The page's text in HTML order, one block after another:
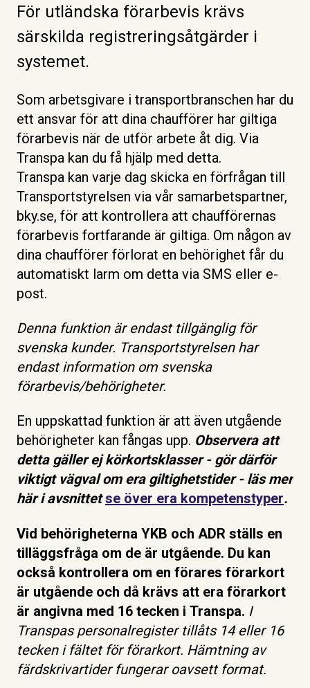
För utländska förarbevis krävs
särskilda registreringsåtgärder i
systemet.
Som arbetsgivare i transportbranschen har du
ett ansvar för att dina chaufförer har giltiga
förarbevis när de utför arbete åt dig. Via
Transpa kan du få hjälp med detta.
Transpa kan varje dag skicka en förfrågan till
Transportstyrelsen via vår samarbetspartner,
bky.se, för att kontrollera att chaufförernas
förarbevis fortfarande är giltiga. Om någon av
dina chaufförer förlorat en behörighet får du
automatiskt larm om detta via SMS eller e-
post.
Denna funktion är endast tillgänglig för
svenska kunder. Transportstyrelsen har
endast information om svenska
förarbevis/behörigheter.
En uppskattad funktion är att även utgående
behörigheter kan fångas upp. Observera att
detta gäller ej körkortsklasser - gör därför
viktigt vägval om era giltighetstider - läs mer
här i avsnittetse över era kompetenstyper.
Vid behörigheterna YKB och ADR ställs en
tilläggsfråga om de är utgående. Du kan
också kontrollera om en förares förarkort
är utgående och då krävs att era förarkort
är angivna med 16 tecken i Transpa. I
Transpas personalregister tillåts 14 eller 16
tecken i fältet för förarkort. Hämtning av
färdskrivartider fungerar oavsett format.